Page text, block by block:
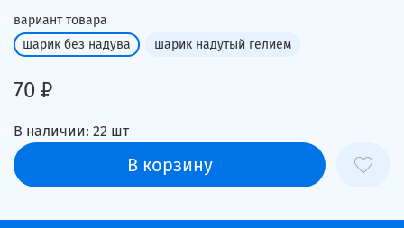
вариант товара
шарик без надува
шарик надутый гелием
70 ₽
В наличии: 22 шт
В корзину